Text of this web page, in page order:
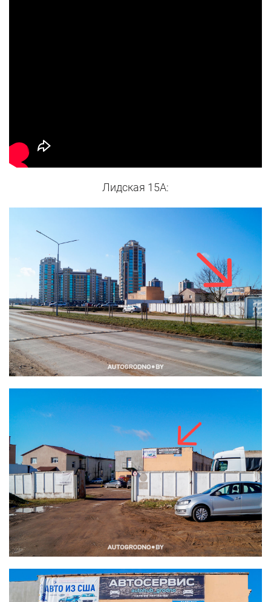
Лидская 15А: